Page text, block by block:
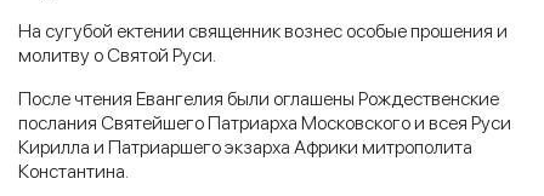
На сугубой ектении священник вознес особые прошения и
молитву о Святой Руси.
После чтения Евангелия были оглашены Рождественские
послания Святейшего Патриарха Московского и всея Руси
Кирилла и Патриаршего экзарха Африки митрополита
Константина.